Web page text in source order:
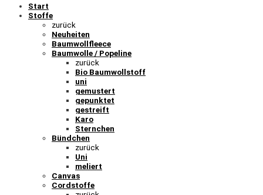
Start
Stoffe
zurück
Neuheiten
Baumwollfleece
Baumwolle / Popeline
zurück
Bio Baumwollstoff
uni
gemustert
gepunktet
gestreift
Karo
Sternchen
Bündchen
zurück
Uni
meliert
Canvas
Cordstoffe